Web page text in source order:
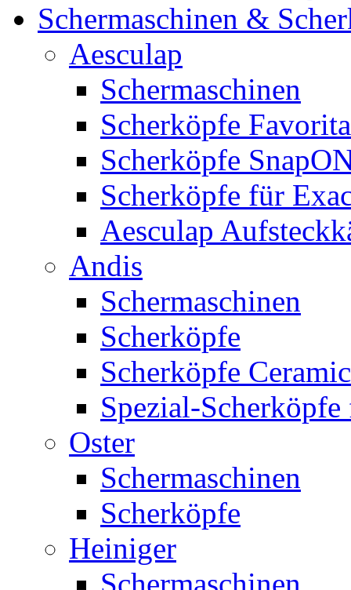
Schermaschinen &
Aesculap
Schermaschinen
Scherköpfe
Scherköpfe
Scherköpfe für
Aesculap
Andis
Schermaschinen
Scherköpfe
Scherköpfe Ceramic
Spezial-
Oster
Schermaschinen
Scherköpfe
Heiniger